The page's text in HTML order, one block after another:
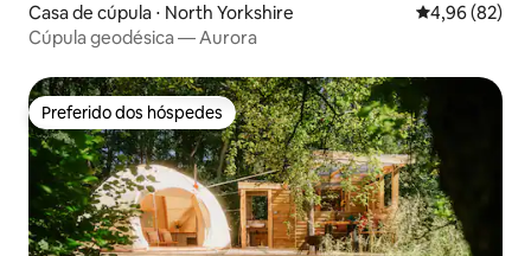
Casa de cúpula ⋅ North Yorkshire 4,96 de uma
4,96 (82)
Cúpula geodésica — Aurora
Preferido dos hóspedes
Preferido dos hóspedes